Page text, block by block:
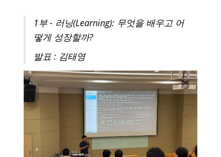
1부 - 러닝(Learning): 무엇을 배우고 어
떻게 성장할까?
발표 : 김태영